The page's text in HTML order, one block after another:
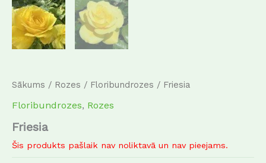
Sākums / Rozes / Floribundrozes / Friesia
Floribundrozes, Rozes
Friesia
Šis produkts pašlaik nav noliktavā un nav pieejams.